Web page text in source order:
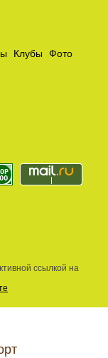
Клубы
Фото
ссылкой на